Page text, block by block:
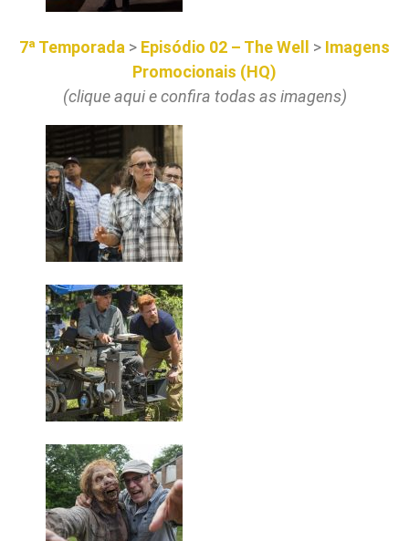
7ª Temporada > Episódio 02 – The Well > Imagens
Promocionais (HQ)
(clique aqui e confira todas as imagens)